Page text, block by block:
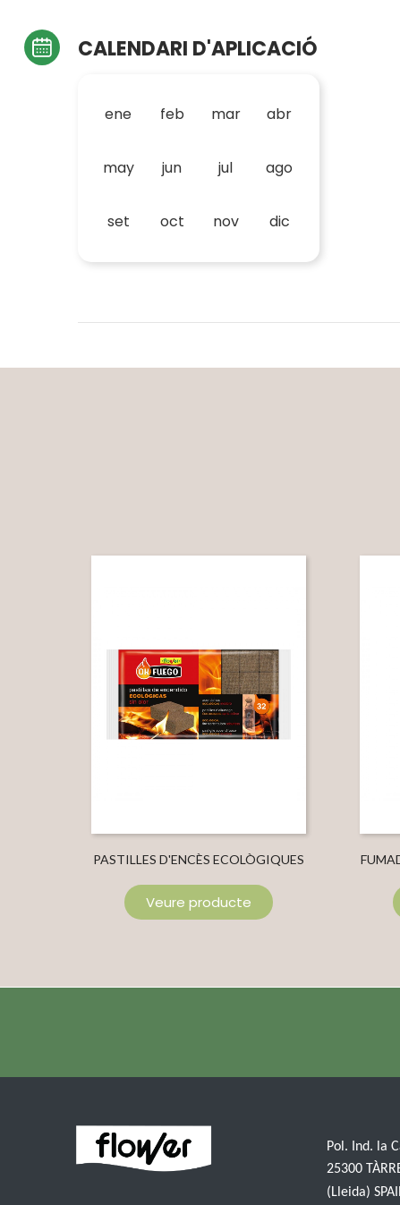
CALENDARI D'APLICACIÓ
ene feb mar abr
may jun jul ago
set oct nov dic
PASTILLES D'ENCÈS ECOLÒGIQUES
Veure producte
Pol. Ind. la
25300
(Lleida)